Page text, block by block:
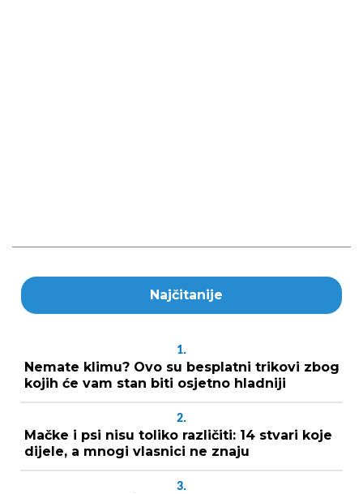
Najčitanije
1.
Nemate klimu? Ovo su besplatni trikovi zbog
kojih će vam stan biti osjetno hladniji
2.
Mačke i psi nisu toliko različiti: 14 stvari koje
dijele, a mnogi vlasnici ne znaju
3.